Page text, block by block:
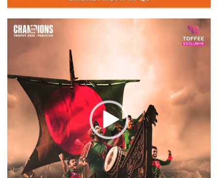
Video
Player